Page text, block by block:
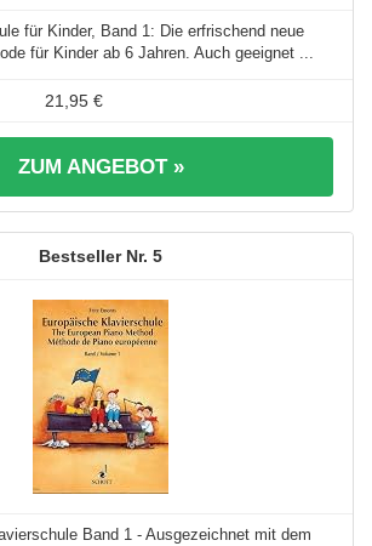
für Kinder, Band 1: Die erfrischend neue
für Kinder ab 6 Jahren. Auch geeignet ...
21,95 €
ZUM ANGEBOT »
5
Band 1 - Ausgezeichnet mit dem